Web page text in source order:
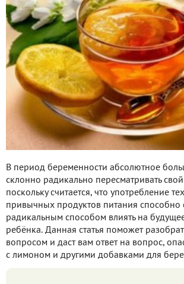
В период беременности абсолютное
склонно радикально пересматривать
поскольку считается, что употребление
привычных продуктов питания способно
радикальным способом влиять на
ребёнка. Данная статья поможет
вопросом и даст вам ответ на вопрос,
с лимоном и другими добавками для